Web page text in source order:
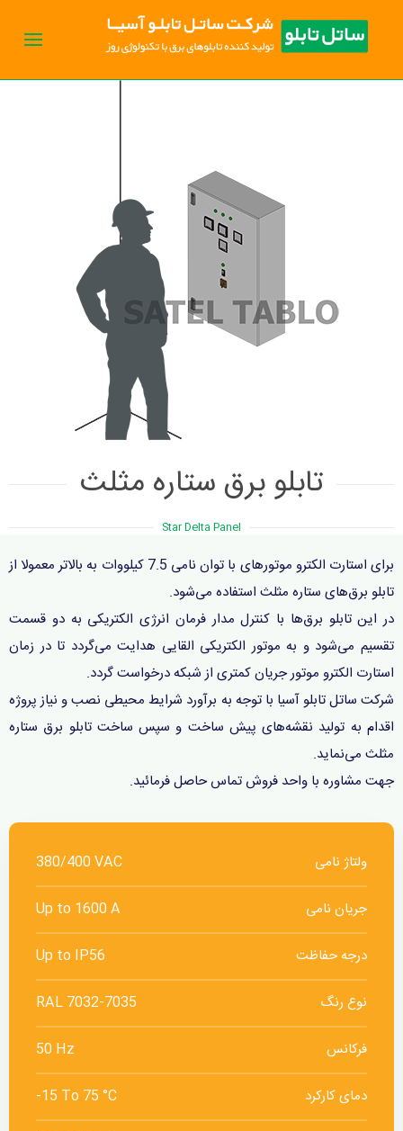
تابلو برق ستاره مثلث
Star Delta Panel
برای استارت الکترو موتورهای با توان نامی 7.5 کیلووات به بالاتر معمولا از
تابلو برق‌های ستاره مثلث استفاده می‌شود.
در این تابلو برق‌ها با کنترل مدار فرمان انرژی الکتریکی به دو قسمت
تقسیم می‌شود و به موتور الکتریکی القایی هدایت می‌گردد تا در زمان
استارت الکترو موتور جریان کمتری از شبکه درخواست گردد.
شرکت ساتل تابلو آسیا با توجه به برآورد شرایط محیطی نصب و نیاز پروژه
اقدام به تولید نقشه‌های پیش ساخت و سپس ساخت تابلو برق ستاره
مثلث می‌نماید.
جهت مشاوره با واحد فروش تماس حاصل فرمائید.
ولتاژ نامی 380/400 VAC
جریان نامی Up to 1600 A
درجه حفاظت Up to IP56
نوع رنگ RAL 7032-7035
فرکانس 50 Hz
دمای کارکرد -15 To 75 °C